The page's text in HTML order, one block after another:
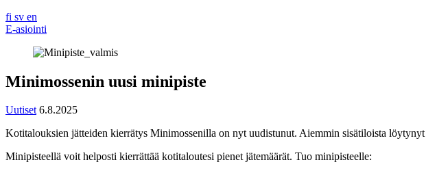
fi sv en
E-asiointi
Minimossenin uusi minipiste
Uutiset 6.8.2025
Kotitalouksien jätteiden kierrätys Minimossenilla on nyt uudistunut. Aiemmin sisätiloista
Minipisteellä voit helposti kierrättää kotitaloutesi pienet jätemäärät. Tuo minipisteelle: